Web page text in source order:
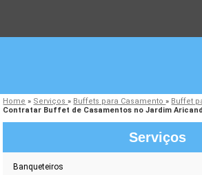
Home » Serviços» Buffets para Casamento» Buffet
Contratar Buffet de Casamentos no Jardim
Serviços
Banqueteiros